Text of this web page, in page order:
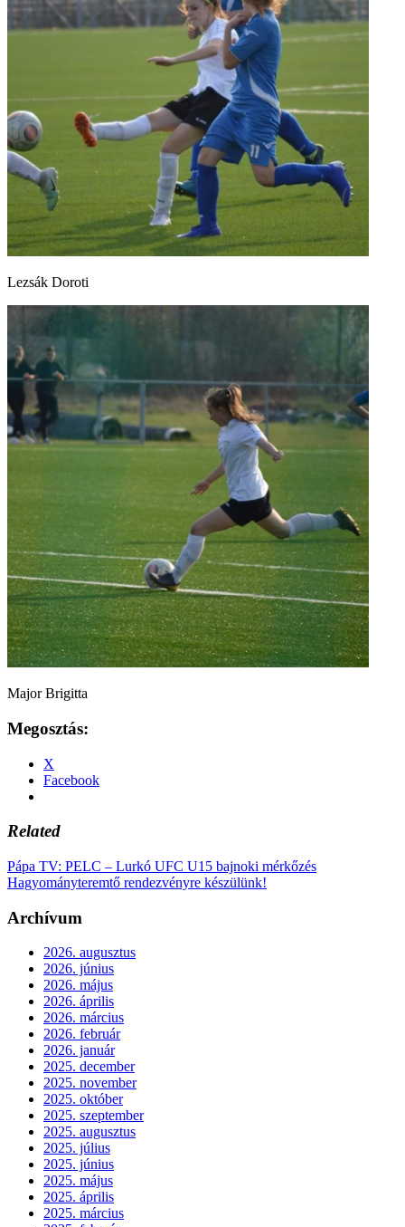
Lezsák Doroti
Major Brigitta
Megosztás:
X
Facebook
Related
Pápa TV: PELC – Lurkó UFC U15 bajnoki mérkőzés
Hagyományteremtő rendezvényre készülünk!
Archívum
2026. augusztus
2026. június
2026. május
2026. április
2026. március
2026. február
2026. január
2025. december
2025. november
2025. október
2025. szeptember
2025. augusztus
2025. július
2025. június
2025. május
2025. április
2025. március